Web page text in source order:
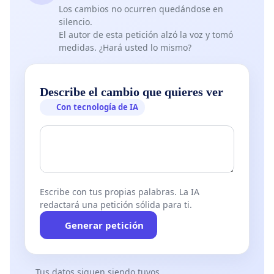
o 12 partidos en competencias nacionales de alto
nivel en torneos Argentinos y torneos
internacionales en San Juan.
o Jugar en promedio un 85% de los minutos de la
cantidad de partidos planteados.
o Se añaden clínicas que aportan valor, para el
crecimiento del jugador y su equipo.
● El Modelo de 2 Tiras en números:
Los cambios no ocurren quedándose en
silencio.
El autor de esta petición alzó la voz y tomó
medidas. ¿Hará usted lo mismo?
Describe el cambio que quieres ver
Con tecnología de IA
Escribe con tus propias palabras. La IA
redactará una petición sólida para ti.
Generar petición